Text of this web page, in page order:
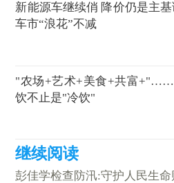
新能源车继续俏 降价仍是主
车市“浪花”不减
"农场+艺术+美食+共富
饮不止是"冷饮"
彭佳学检查防汛:守护人民生命